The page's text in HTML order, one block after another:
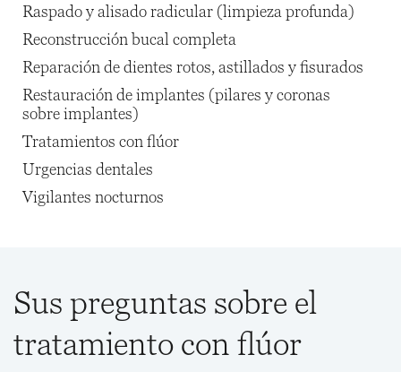
Raspado y alisado radicular (limpieza profunda)
Reconstrucción bucal completa
Reparación de dientes rotos, astillados y fisurados
Restauración de implantes (pilares y coronas
sobre implantes)
Tratamientos con flúor
Urgencias dentales
Vigilantes nocturnos
Sus preguntas sobre el
tratamiento con flúor